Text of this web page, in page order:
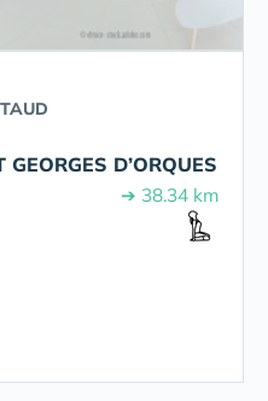
D’ORQUES
➔ 38.34 km